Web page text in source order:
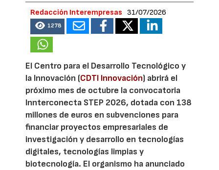
Redacción Interempresas 31/07/2026
1278
El Centro para el Desarrollo Tecnológico y
la Innovación (CDTI Innovación) abrirá el
próximo mes de octubre la convocatoria
Innterconecta STEP 2026, dotada con 138
millones de euros en subvenciones para
financiar proyectos empresariales de
investigación y desarrollo en tecnologías
digitales, tecnologías limpias y
biotecnología. El organismo ha anunciado